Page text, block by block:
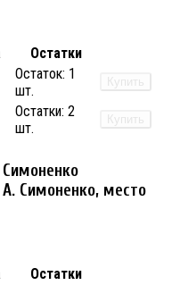
Остатки
Остаток: 1
шт.
Купить
Остатки: 2
шт.
Купить
Симоненко, место
Остатки